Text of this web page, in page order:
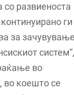
со развиеноста
ги
за зачувување
систем“,
во
во коешто се